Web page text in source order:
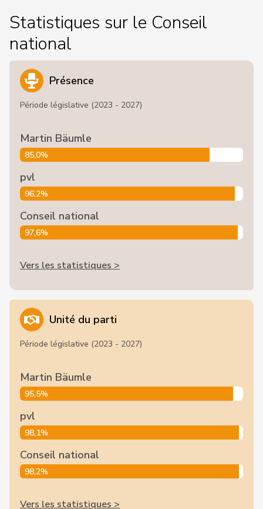
Statistiques sur le Conseil
national
Présence
Période législative (2023 - 2027)
Martin Bäumle
85,0%
pvl
96,2%
Conseil national
97,6%
Vers les statistiques >
Unité du parti
Période législative (2023 - 2027)
Martin Bäumle
95,5%
pvl
98,1%
Conseil national
98,2%
Vers les statistiques >